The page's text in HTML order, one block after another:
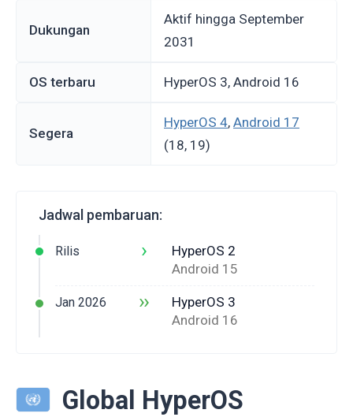
Dukungan
Aktif hingga September
2031
OS terbaru HyperOS 3, Android 16
Segera
HyperOS 4, Android 17
(18, 19)
Jadwal pembaruan:
Rilis ›
HyperOS 2
Android 15
Jan 2026 ››
HyperOS 3
Android 16
Global HyperOS